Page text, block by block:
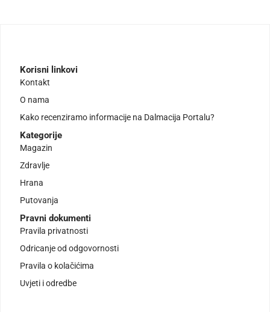
Korisni linkovi
Kontakt
O nama
Kako recenziramo informacije na Dalmacija Portalu?
Kategorije
Magazin
Zdravlje
Hrana
Putovanja
Pravni dokumenti
Pravila privatnosti
Odricanje od odgovornosti
Pravila o kolačićima
Uvjeti i odredbe